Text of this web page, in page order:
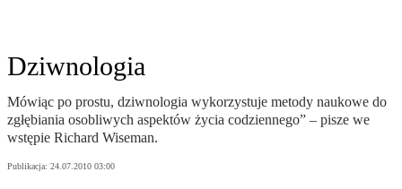
Dziwnologia
Mówiąc po prostu, dziwnologia wykorzystuje metody naukowe do
zgłębiania osobliwych aspektów życia codziennego” – pisze we
wstępie Richard Wiseman.
Publikacja: 24.07.2010 03:00